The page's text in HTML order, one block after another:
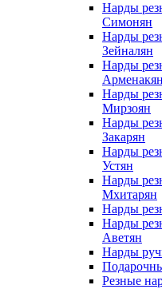
Нарды
Симонян
Нарды
Зейналян
Нарды
Арменакян
Нарды
Мирзоян
Нарды
Закарян
Нарды
Устян
Нарды
Мхитарян
Нарды
Нарды
Аветян
Нарды
Резные